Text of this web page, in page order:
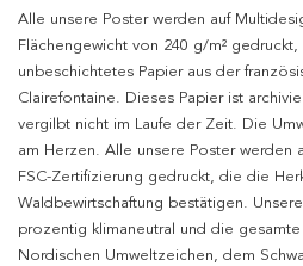
Alle unsere Poster werden auf
Flächengewicht von 240 g/m²
unbeschichtetes Papier aus der
Clairefontaine. Dieses Papier ist
vergilbt nicht im Laufe der Zeit. Die
am Herzen. Alle unsere Poster werden
FSC-Zertifizierung gedruckt, die die
Waldbewirtschaftung bestätigen.
prozentig klimaneutral und die
Nordischen Umweltzeichen, dem